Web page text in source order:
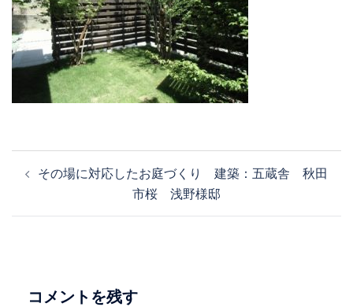
稿
シ
その場に対応したお庭づくり 建築：五蔵舎 秋田
市桜 浅野様邸
コメントを残す